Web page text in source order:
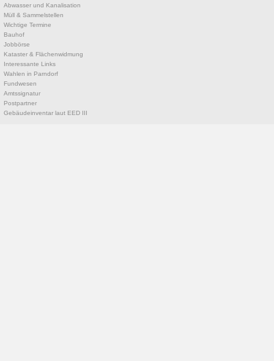
Abwasser und Kanalisation
Müll & Sammelstellen
Wichtige Termine
Bauhof
Jobbörse
Kataster & Flächenwidmung
Interessante Links
Wahlen in Parndorf
Fundwesen
Amtssignatur
Postpartner
Gebäudeinventar laut EED III